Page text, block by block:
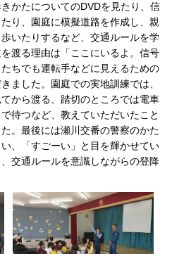
かたについてのDVDを見たり、信
り、園庭に模擬道路を作成し、親
いたりするなど、交通ルールを学
渡る理由は「ここにいるよ。信号
ちでも運転手などに見えるための
ました。園庭での実地訓練では、
から渡る、踏切のところでは電車
待つなど、教えていただいたこと
。最後には瀬川交番の警察のかた
、「すごーい」と目を輝かせてい
交通ルールを意識しながらの登降